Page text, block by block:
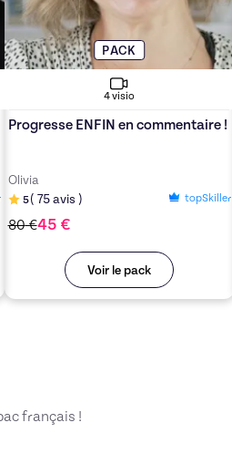
PACK
4visio
Progresse ENFIN en commentaire !
Olivia
5(75avis ) topSkiller
80€45€
Voir le pack
français !